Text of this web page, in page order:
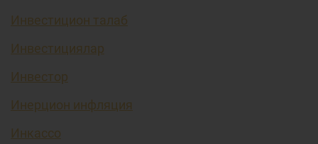
Инвестицион талаб
Инвестициялар
Инвестор
Инерцион инфляция
Инкассо